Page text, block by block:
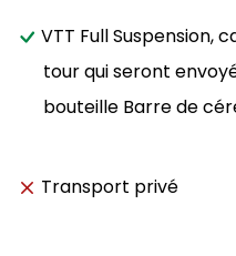
VTT Full Suspension,
tour qui seront
bouteille Barre de
Transport privé